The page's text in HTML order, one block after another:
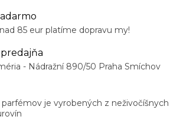
85 eur platíme dopravu my!
- Nádražní 890/50 Praha Smíchov
parfémov je vyrobených z neživočíšnych